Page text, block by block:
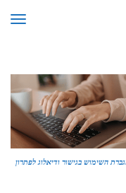
השימוש בגישור ודיאלוג לפתרון